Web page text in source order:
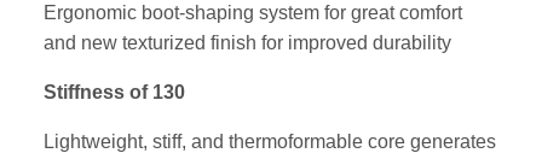
Ergonomic boot-shaping system for great comfort
and new texturized finish for improved durability
Stiffness of 130
Lightweight, stiff, and thermoformable core generates